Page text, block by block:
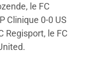
le FC
Clinique 0-0 US
Regisport, le FC